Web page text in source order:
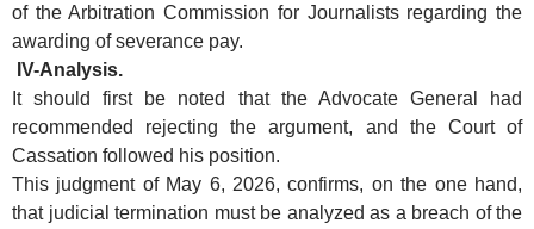
of the Arbitration Commission for Journalists regarding the
awarding of severance pay.
IV-Analysis.
It should first be noted that the Advocate General had
recommended rejecting the argument, and the Court of
Cassation followed his position.
This judgment of May 6, 2026, confirms, on the one hand,
that judicial termination must be analyzed as a breach of the